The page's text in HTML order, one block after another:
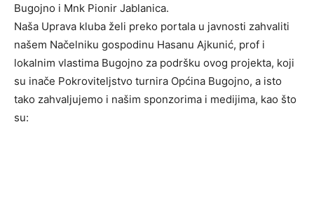
Bugojno i Mnk Pionir Jablanica.
Naša Uprava kluba želi preko portala u javnosti zahvaliti
našem Načelniku gospodinu Hasanu Ajkunić, prof i
lokalnim vlastima Bugojno za podršku ovog projekta, koji
su inače Pokroviteljstvo turnira Općina Bugojno, a isto
tako zahvaljujemo i našim sponzorima i medijima, kao što
su: